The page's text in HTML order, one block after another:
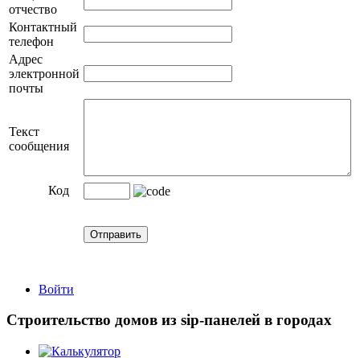
отчество
Контактный
телефон
Адрес
электронной
почты
Текст
сообщения
Код
Войти
Строительство домов из sip-панелей в городах